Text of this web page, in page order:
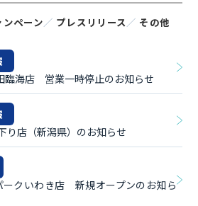
ンペーン／ プレスリリース／ その他
臨海店 営業一時停止のお知らせ
り店（新潟県）のお知らせ
クいわき店 新規オープンのお知ら